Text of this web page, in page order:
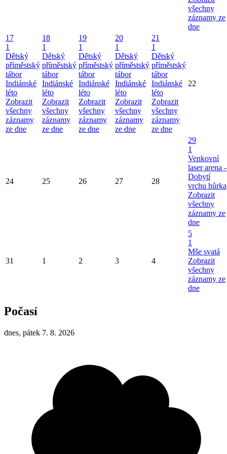
všechny
záznamy ze
dne
17
1
Dětský
příměstský
tábor
Indiánské
léto
Zobrazit
všechny
záznamy
ze dne
18
1
Dětský
příměstský
tábor
Indiánské
léto
Zobrazit
všechny
záznamy
ze dne
19
1
Dětský
příměstský
tábor
Indiánské
léto
Zobrazit
všechny
záznamy
ze dne
20
1
Dětský
příměstský
tábor
Indiánské
léto
Zobrazit
všechny
záznamy
ze dne
21
1
Dětský
příměstský
tábor
Indiánské
léto
Zobrazit
všechny
záznamy
ze dne
22
24 25 26 27 28
29
1
Venkovní
laser arena -
Dobytí
vrchu hůrka
Zobrazit
všechny
záznamy ze
dne
31 1 2 3 4
5
1
Mše svatá
Zobrazit
všechny
záznamy ze
dne
Počasí
dnes, pátek 7. 8. 2026